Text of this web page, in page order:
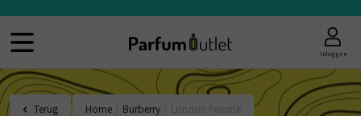
Inloggen
Terug Home Burberry